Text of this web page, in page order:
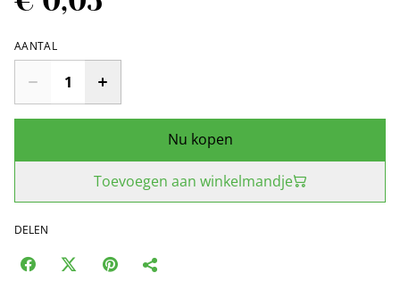
AANTAL
Nu kopen
Toevoegen aan winkelmandje
DELEN